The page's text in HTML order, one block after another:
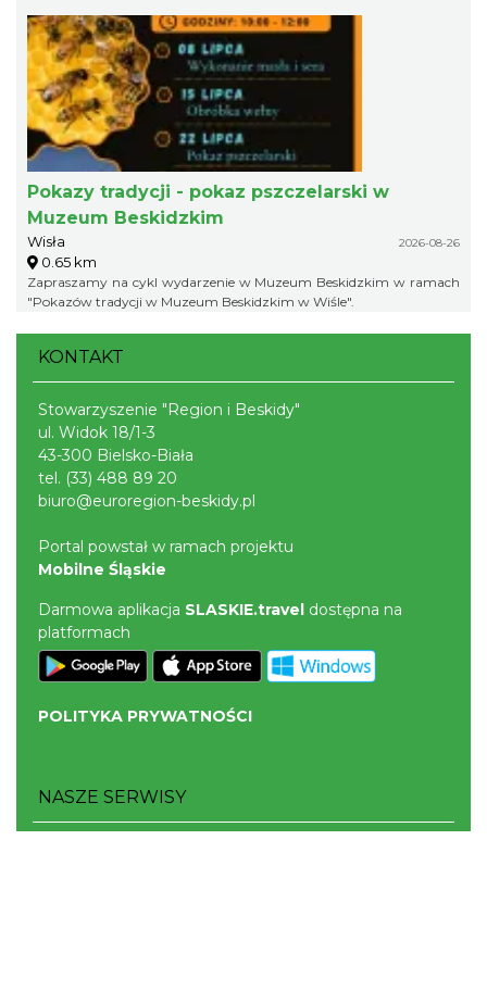
Pokazy tradycji - pokaz pszczelarski w
Muzeum Beskidzkim
Wisła 2026-08-26
0.65 km
Zapraszamy na cykl wydarzenie w Muzeum Beskidzkim w ramach
"Pokazów tradycji w Muzeum Beskidzkim w Wiśle".
KONTAKT
Stowarzyszenie "Region i Beskidy"
ul. Widok 18/1-3
43-300 Bielsko-Biała
tel. (33) 488 89 20
biuro@euroregion-beskidy.pl
Portal powstał w ramach projektu
Mobilne Śląskie
Darmowa aplikacja SLASKIE.travel dostępna na
platformach
POLITYKA PRYWATNOŚCI
NASZE SERWISY